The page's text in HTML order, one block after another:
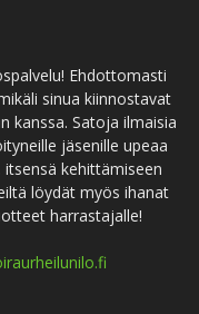
Ehdottomasti
sinua kiinnostavat
kanssa. Satoja ilmaisia
jäsenille upeaa
kehittämiseen
löydät myös ihanat
harrastajalle!